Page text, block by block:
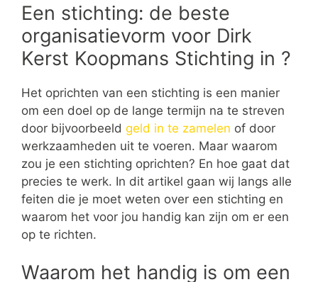
Een stichting: de beste
organisatievorm voor Dirk
Kerst Koopmans Stichting in ?
Het oprichten van een stichting is een manier
om een doel op de lange termijn na te streven
door bijvoorbeeld geld in te zamelen of door
werkzaamheden uit te voeren. Maar waarom
zou je een stichting oprichten? En hoe gaat dat
precies te werk. In dit artikel gaan wij langs alle
feiten die je moet weten over een stichting en
waarom het voor jou handig kan zijn om er een
op te richten.
Waarom het handig is om een